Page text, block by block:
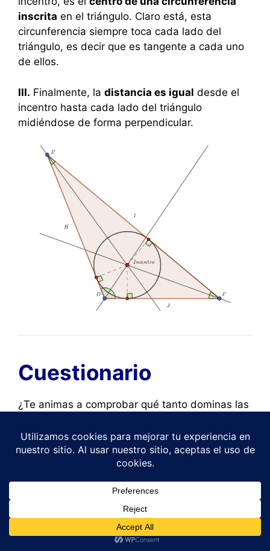
inscrita en el triángulo. Claro está, esta
circunferencia siempre toca cada lado del
triángulo, es decir que es tangente a cada uno
de ellos.
III. Finalmente, la distancia es igual desde el
incentro hasta cada lado del triángulo
midiéndose de forma perpendicular.
Cuestionario
¿Te animas a comprobar qué tanto dominas las
Te invito a que presentes un cuestionario corto
y dinámico te ayudará a reforzar lo aprendido,
aclarar dudas y ganar seguridad en geometría.
No es solo para evaluar, sino para aprender
mientras practicas.Haz clic, respóndelo con
calma y descubre tu nivel
¿Necesitas una tutoría virtual? 👩‍🏫